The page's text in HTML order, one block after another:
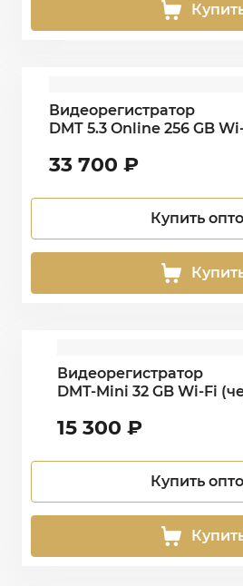
Видеорегистратор
DMT 5.3 Online 256 GB
33 700 ₽
Купить
Видеорегистратор
DMT-Mini 32 GB Wi-Fi
15 300 ₽
Купить